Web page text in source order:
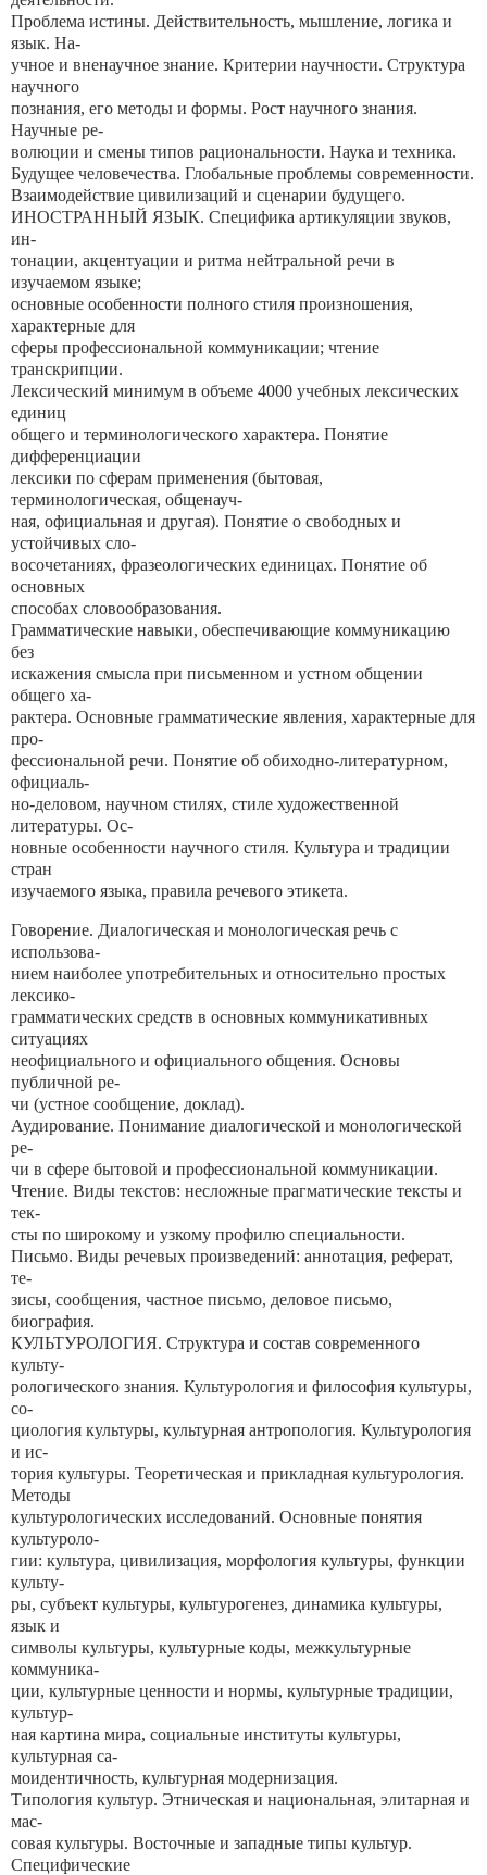
Проблема истины. Действительность, мышление, логика и
язык. На-
учное и вненаучное знание. Критерии научности. Структура
научного
познания, его методы и формы. Рост научного знания.
Научные ре-
волюции и смены типов рациональности. Наука и техника.
Будущее человечества. Глобальные проблемы современности.
Взаимодействие цивилизаций и сценарии будущего.
ИНОСТРАННЫЙ ЯЗЫК. Специфика артикуляции звуков,
ин-
тонации, акцентуации и ритма нейтральной речи в
изучаемом языке;
основные особенности полного стиля произношения,
характерные для
сферы профессиональной коммуникации; чтение
транскрипции.
Лексический минимум в объеме 4000 учебных лексических
единиц
общего и терминологического характера. Понятие
дифференциации
лексики по сферам применения (бытовая,
терминологическая, общенауч-
ная, официальная и другая). Понятие о свободных и
устойчивых сло-
восочетаниях, фразеологических единицах. Понятие об
основных
способах словообразования.
Грамматические навыки, обеспечивающие коммуникацию
без
искажения смысла при письменном и устном общении
общего ха-
рактера. Основные грамматические явления, характерные для
про-
фессиональной речи. Понятие об обиходно-литературном,
официаль-
но-деловом, научном стилях, стиле художественной
литературы. Ос-
новные особенности научного стиля. Культура и традиции
стран
изучаемого языка, правила речевого этикета.
Говорение. Диалогическая и монологическая речь с
использова-
нием наиболее употребительных и относительно простых
лексико-
грамматических средств в основных коммуникативных
ситуациях
неофициального и официального общения. Основы
публичной ре-
чи (устное сообщение, доклад).
Аудирование. Понимание диалогической и монологической
ре-
чи в сфере бытовой и профессиональной коммуникации.
Чтение. Виды текстов: несложные прагматические тексты и
тек-
сты по широкому и узкому профилю специальности.
Письмо. Виды речевых произведений: аннотация, реферат,
те-
зисы, сообщения, частное письмо, деловое письмо,
биография.
КУЛЬТУРОЛОГИЯ. Структура и состав современного
культу-
рологического знания. Культурология и философия культуры,
со-
циология культуры, культурная антропология. Культурология
и ис-
тория культуры. Теоретическая и прикладная культурология.
Методы
культурологических исследований. Основные понятия
культуроло-
гии: культура, цивилизация, морфология культуры, функции
культу-
ры, субъект культуры, культурогенез, динамика культуры,
язык и
символы культуры, культурные коды, межкультурные
коммуника-
ции, культурные ценности и нормы, культурные традиции,
культур-
ная картина мира, социальные институты культуры,
культурная са-
моидентичность, культурная модернизация.
Типология культур. Этническая и национальная, элитарная и
мас-
совая культуры. Восточные и западные типы культур.
Специфические